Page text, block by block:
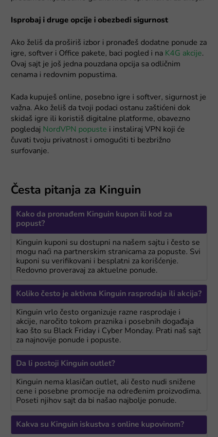
Isprobaj i druge opcije i obezbedi sigurnost
Ako želiš da proširiš izbor i pronađeš dodatne ponude za
igre, softver i Office pakete, baci pogled i na K4G akcije.
Ovaj sajt je još jedna pouzdana opcija sa odličnim
cenama i redovnim popustima.
Kada kupuješ online, posebno igre i softver, sigurnost je
važna. Ako želiš da tvoji podaci ostanu zaštićeni dok
skidaš igre ili koristiš digitalne platforme, obavezno
pogledaj NordVPN popuste i instaliraj VPN koji će
čuvati tvoju privatnost i omogućiti ti bezbrižno
surfovanje.
Česta pitanja za Kinguin
Kako da pronađem Kinguin kupon ili kod za
popust?
Kinguin kuponi su dostupni na našem sajtu i često se
mogu naći na partnerskim stranicama za popuste. Svi
kuponi su verifikovani i besplatni za korišćenje.
Redovno proveravaj za aktuelne ponude.
Koliko često je aktivna Kinguin rasprodaja ili akcija?
Kinguin vrlo često organizuje razne rasprodaje i
akcije, naročito tokom praznika i posebnih događaja
kao što su Black Friday i Cyber Monday. Prati naš sajt
za najnovije ponude i popuste.
Da li postoji Kinguin outlet?
Kinguin nema klasičan outlet, ali često nudi snižene
cene i posebne promocije na određenim proizvodima.
Poseti njihov sajt da bi našao najbolje ponude.
Kakva su Kinguin iskustva s online kupovinom?